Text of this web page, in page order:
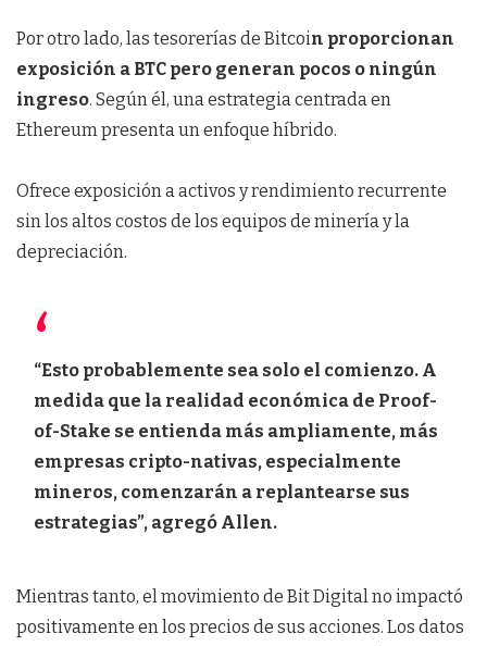
Por otro lado, las tesorerías de Bitcoin proporcionan
exposición a BTC pero generan pocos o ningún
ingreso. Según él, una estrategia centrada en
Ethereum presenta un enfoque híbrido.
Ofrece exposición a activos y rendimiento recurrente
sin los altos costos de los equipos de minería y la
depreciación.
“Esto probablemente sea solo el comienzo. A
medida que la realidad económica de Proof-
of-Stake se entienda más ampliamente, más
empresas cripto-nativas, especialmente
mineros, comenzarán a replantearse sus
estrategias”, agregó Allen.
Mientras tanto, el movimiento de Bit Digital no impactó
positivamente en los precios de sus acciones. Los datos